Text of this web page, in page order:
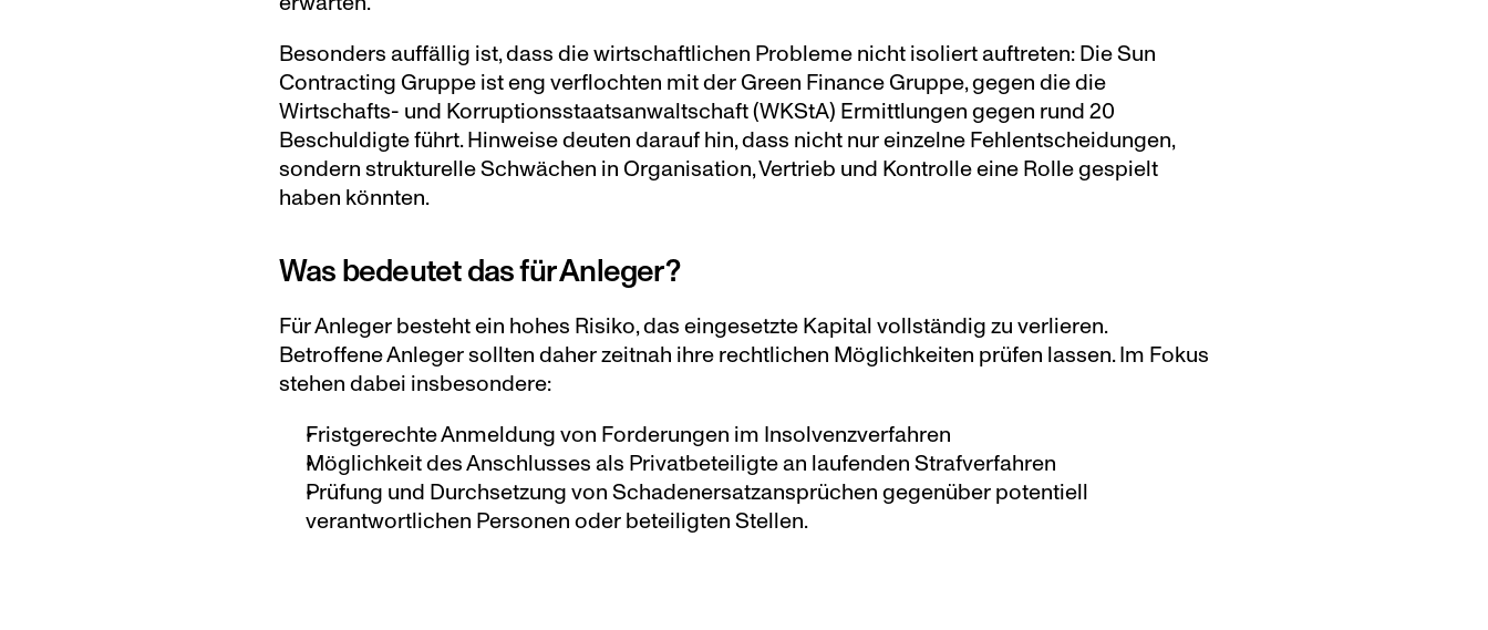
Besonders auffällig ist, dass die wirtschaftlichen Probleme nicht isoliert auftreten: Die Sun
Contracting Gruppe ist eng verflochten mit der Green Finance Gruppe, gegen die die
Wirtschafts- und Korruptionsstaatsanwaltschaft (WKStA) Ermittlungen gegen rund 20
Beschuldigte führt. Hinweise deuten darauf hin, dass nicht nur einzelne Fehlentscheidungen,
sondern strukturelle Schwächen in Organisation, Vertrieb und Kontrolle eine Rolle gespielt
haben könnten.
Was bedeutet das für Anleger?
Für Anleger besteht ein hohes Risiko, das eingesetzte Kapital vollständig zu verlieren.
Betroffene Anleger sollten daher zeitnah ihre rechtlichen Möglichkeiten prüfen lassen. Im Fokus
stehen dabei insbesondere:
Fristgerechte Anmeldung von Forderungen im Insolvenzverfahren
Möglichkeit des Anschlusses als Privatbeteiligte an laufenden Strafverfahren
Prüfung und Durchsetzung von Schadenersatzansprüchen gegenüber potentiell
verantwortlichen Personen oder beteiligten Stellen.